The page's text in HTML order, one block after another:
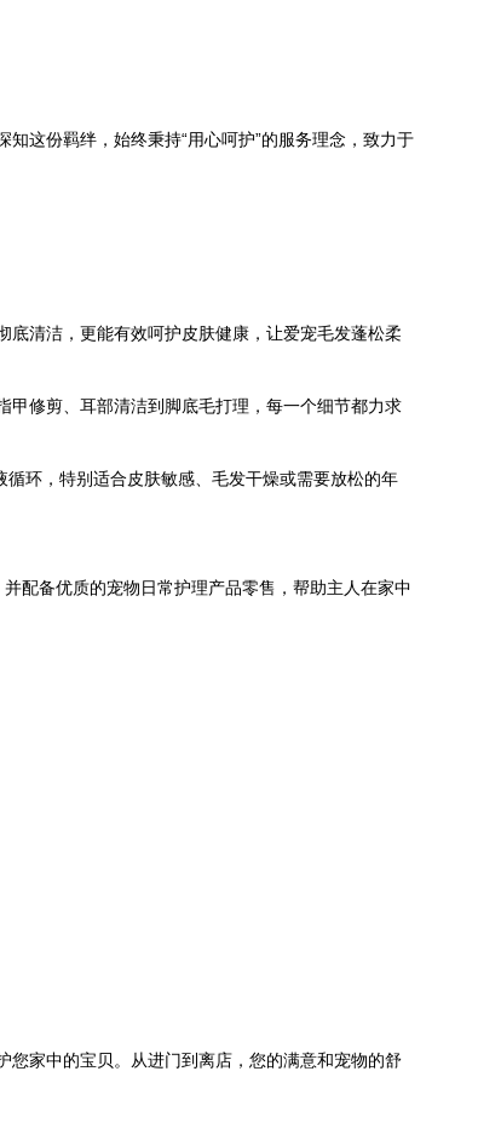
这份羁绊，始终秉持“用心呵护”的服务理念，致力于
底清洁，更能有效呵护皮肤健康，让爱宠毛发蓬松柔
甲修剪、耳部清洁到脚底毛打理，每一个细节都力求
环，特别适合皮肤敏感、毛发干燥或需要放松的年
配备优质的宠物日常护理产品零售，帮助主人在家中
家中的宝贝。从进门到离店，您的满意和宠物的舒